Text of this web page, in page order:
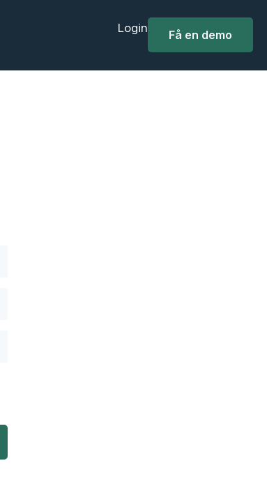
Få en demo
Login